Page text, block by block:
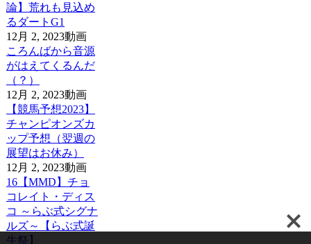
論】荒れも見込め
るダートG1
12月 2, 2023動画
ころんばから音源
がはえてくるんだ
（？）
12月 2, 2023動画
【競馬予想2023】
チャンピオンズカ
ップ予想（翌週の
展望はお休み）
12月 2, 2023動画
16【MMD】チョ
コレイト・ディス
コ ～らぶ式シグナ
ルズ～【らぶ式誕
生祭】